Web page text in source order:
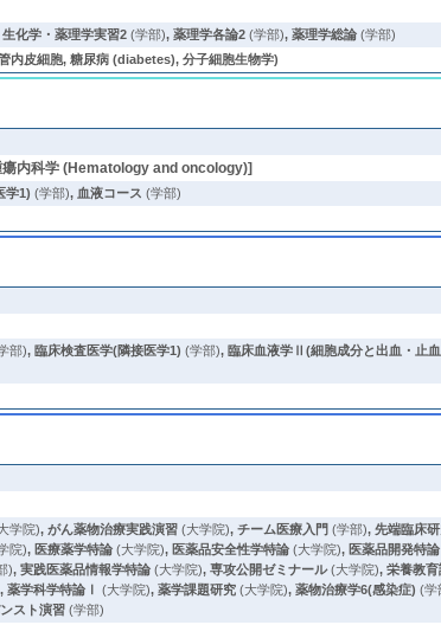
生化学・薬理学実習2 (学部),薬理学各論2 (学部),薬理学総論 (学部)
内皮細胞, 糖尿病 (diabetes), 分子細胞生物学)
内科学 (Hematology and oncology)]
学1) (学部), 血液コース (学部)
部),臨床検査医学(隣接医学1) (学部),臨床血液学Ⅱ(細胞成分と出血・止
学院),がん薬物治療実践演習 (大学院),チーム医療入門 (学部),先端臨床
院), 医療薬学特論 (大学院), 医薬品安全性学特論 (大学院), 医薬品開発特論
),実践医薬品情報学特論 (大学院),専攻公開ゼミナール(大学院),栄養教育
,薬学科学特論Ⅰ (大学院),薬学課題研究 (大学院),薬物治療学6(感染症) (学
スト演習 (学部)